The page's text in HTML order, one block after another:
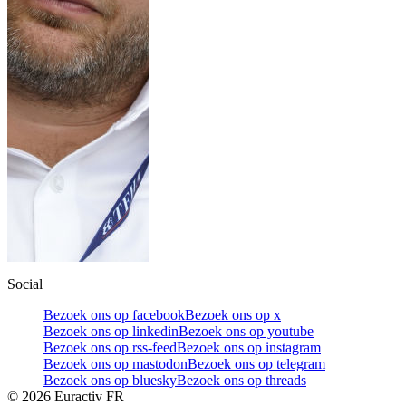
Social
Bezoek ons op facebookBezoek ons op x
Bezoek ons op linkedinBezoek ons op youtube
Bezoek ons op rss-feedBezoek ons op instagram
Bezoek ons op mastodonBezoek ons op telegram
Bezoek ons op blueskyBezoek ons op threads
© 2026 Euractiv FR